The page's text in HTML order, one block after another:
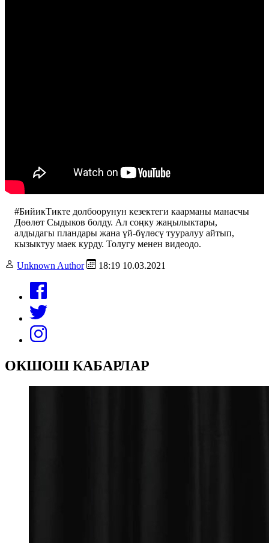
#БийикТикте долбоорунун кезектеги каарманы манасчы
Дөөлөт Сыдыков болду. Ал соңку жаңылыктары,
алдыдагы пландары жана үй-бүлөсү тууралуу айтып,
кызыктуу маек курду. Толугу менен видеодо.
Unknown Author 18:19 10.03.2021
ОКШОШ КАБАРЛАР